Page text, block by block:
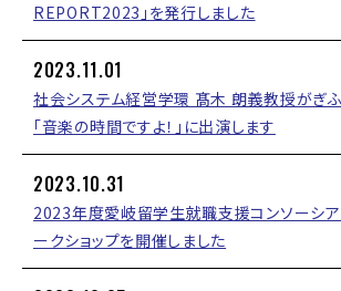
REPORT2023」を発行しました
2023.11.01
社会システム経営学環 髙木 朗義教授がぎ
「音楽の時間ですよ！」に出演します
2023.10.31
2023年度愛岐留学生就職支援コンソーシ
ークショップを開催しました